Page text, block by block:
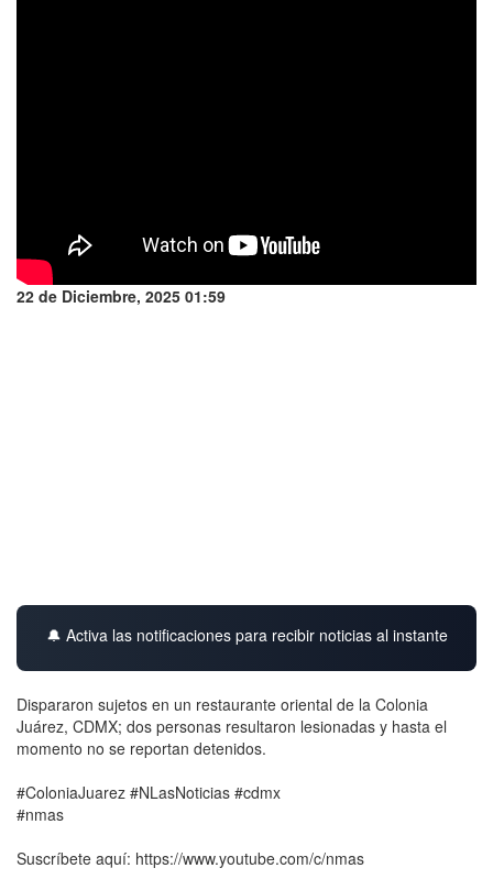
22 de Diciembre, 2025 01:59
🔔 Activa las notificaciones para recibir noticias al instante
Dispararon sujetos en un restaurante oriental de la Colonia
Juárez, CDMX; dos personas resultaron lesionadas y hasta el
momento no se reportan detenidos.
#ColoniaJuarez #NLasNoticias #cdmx
#nmas
Suscríbete aquí: https://www.youtube.com/c/nmas